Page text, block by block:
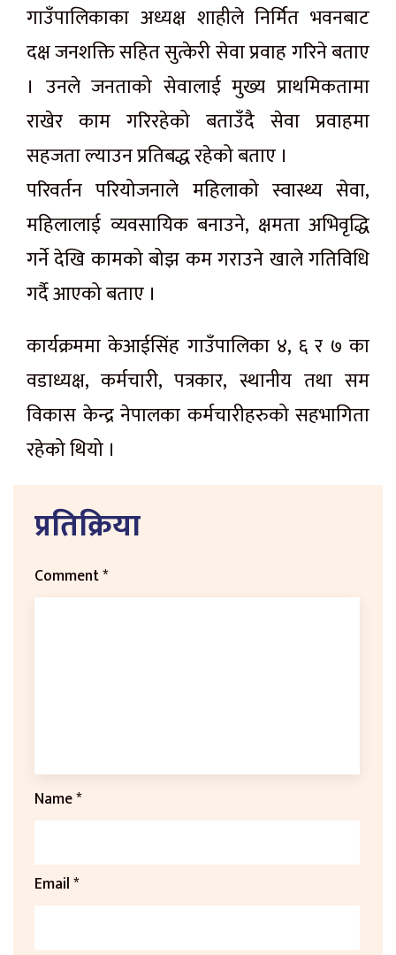
गाउँपालिकाका अध्यक्ष शाहीले निर्मित भवनबाट
दक्ष जनशक्ति सहित सुत्केरी सेवा प्रवाह गरिने बताए
। उनले जनताको सेवालाई मुख्य प्राथमिकतामा
राखेर काम गरिरहेको बताउँदै सेवा प्रवाहमा
सहजता ल्याउन प्रतिबद्ध रहेको बताए ।
परिवर्तन परियोजनाले महिलाको स्वास्थ्य सेवा,
महिलालाई व्यवसायिक बनाउने, क्षमता अभिवृद्धि
गर्ने देखि कामको बोझ कम गराउने खाले गतिविधि
गर्दै आएको बताए ।
कार्यक्रममा केआईसिंह गाउँपालिका ४, ६ र ७ का
वडाध्यक्ष, कर्मचारी, पत्रकार, स्थानीय तथा सम
विकास केन्द्र नेपालका कर्मचारीहरुको सहभागिता
रहेको थियो ।
प्रतिक्रिया
Comment*
Name*
Email*